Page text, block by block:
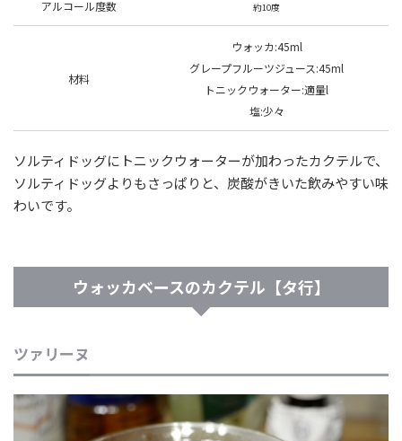
アルコール度数 約10度
材料
ウォッカ:45ml
グレープフルーツジュース:45ml
トニックウォーター:適量l
塩:少々
ソルティドッグにトニックウォーターが加わったカクテルで、
ソルティドッグよりもさっぱりと、炭酸がきいた飲みやすい味
わいです。
ウォッカベースのカクテル【タ行】
ツァリーヌ